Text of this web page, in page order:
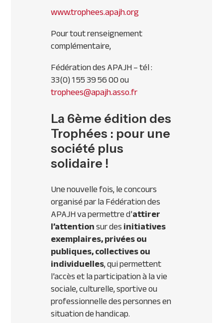
www.trophees.apajh.org
Pour tout renseignement
complémentaire,
Fédération desAPAJH– tél :
33(0) 1 55 39 56 00 ou
trophees@apajh.asso.fr
La 6ème édition des
Trophées : pour une
société plus
solidaire !
Une nouvelle fois, le concours
organisé par la Fédération des
APAJHva permettre d’attirer
l’attentionsur desinitiatives
exemplaires, privées ou
publiques, collectives ou
individuelles, qui permettent
l’accès et la participation à la vie
sociale, culturelle, sportive ou
professionnelle des personnes en
situation de handicap.